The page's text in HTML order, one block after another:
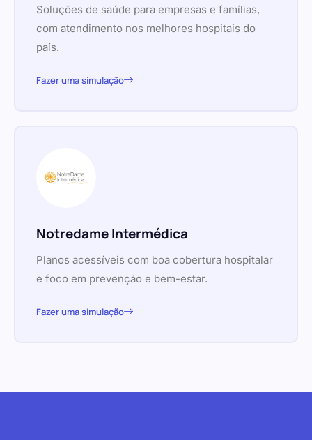
Soluções de saúde para empresas e famílias,
com atendimento nos melhores hospitais do
país.
Fazer uma simulação
Notredame Intermédica
Planos acessíveis com boa cobertura hospitalar
e foco em prevenção e bem-estar.
Fazer uma simulação